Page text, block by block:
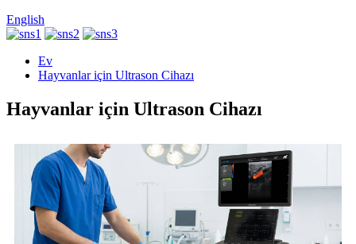
English
Ev
Hayvanlar için Ultrason Cihazı
Hayvanlar için Ultrason Cihazı